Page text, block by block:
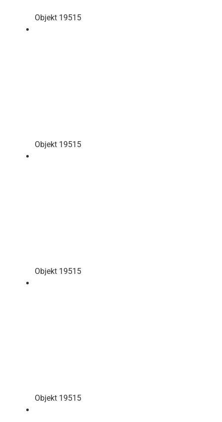
Objekt 19515
Objekt 19515
Objekt 19515
Objekt 19515